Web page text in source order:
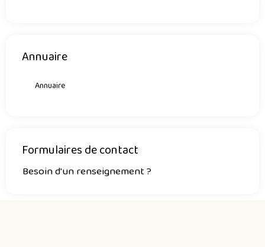
Annuaire
Annuaire
Formulaires de contact
Besoin d'un renseignement ?